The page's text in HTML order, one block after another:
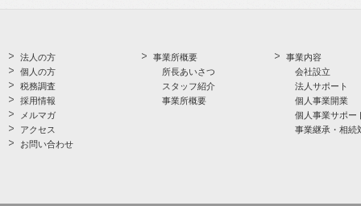
法人の方
個人の方
税務調査
採用情報
メルマガ
アクセス
お問い合わせ
事業所概要
所長あいさつ
スタッフ紹介
事業所概要
事業内容
会社設立
法人サポート
個人事業開業
個人事業サポー
事業継承・相続